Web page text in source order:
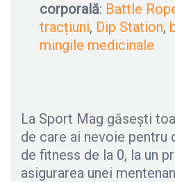
corporală: Battle
tracțiuni, Dip Station,
mingile medicinale
La Sport Mag găsești
de care ai nevoie pentru
de fitness de la 0, la un
asigurarea unei